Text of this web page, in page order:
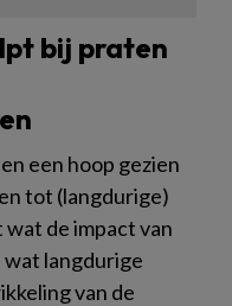
bij praten
een hoop gezien
tot (langdurige)
de impact van
wat langdurige
van de